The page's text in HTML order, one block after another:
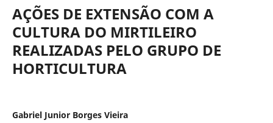
AÇÕES DE EXTENSÃO COM A
CULTURA DO MIRTILEIRO
REALIZADAS PELO GRUPO DE
HORTICULTURA
Gabriel Junior Borges Vieira